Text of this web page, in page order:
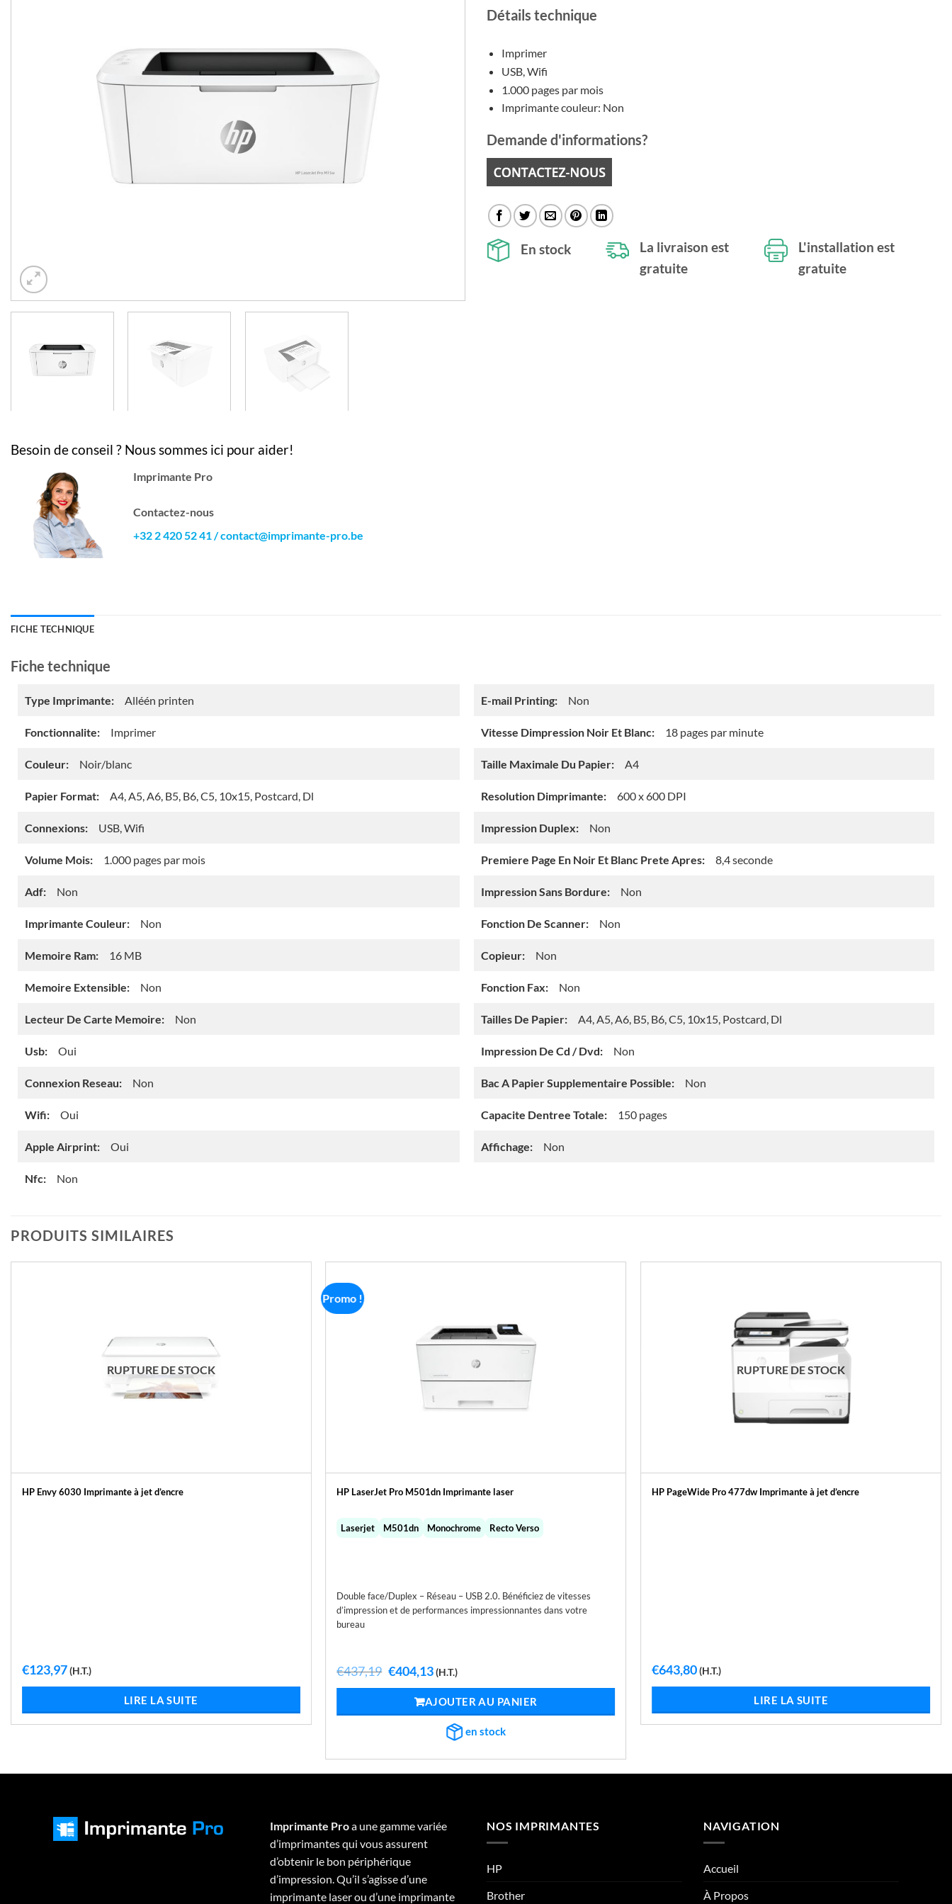
Besoin de conseil ? Nous sommes ici pour aider!
Imprimante Pro
Contactez-nous
+32 2 420 52 41/contact@imprimante-pro.be
Détails technique
Imprimer
USB, Wifi
1.000 pages par mois
Imprimante couleur: Non
Demande d'informations?
En stock
La livraison est
gratuite
L'installation est
gratuite
FICHE TECHNIQUE
Fiche technique
Type Imprimante: Alléén printen
Fonctionnalite: Imprimer
Couleur: Noir/blanc
Papier Format: A4, A5, A6, B5, B6, C5, 10x15, Postcard, Dl
Connexions: USB, Wifi
Volume Mois: 1.000 pages par mois
Adf: Non
Imprimante Couleur: Non
Memoire Ram: 16 MB
Memoire Extensible: Non
Lecteur De Carte Memoire: Non
Usb: Oui
Connexion Reseau: Non
Wifi: Oui
Apple Airprint: Oui
Nfc: Non
E-mail Printing: Non
Vitesse Dimpression Noir Et Blanc: 18 pages par minute
Taille Maximale Du Papier: A4
Resolution Dimprimante: 600 x 600 DPI
Impression Duplex: Non
Premiere Page En Noir Et Blanc Prete Apres: 8,4 seconde
Impression Sans Bordure: Non
Fonction De Scanner: Non
Copieur: Non
Fonction Fax: Non
Tailles De Papier: A4, A5, A6, B5, B6, C5, 10x15, Postcard, Dl
Impression De Cd / Dvd: Non
Bac A Papier Supplementaire Possible: Non
Capacite Dentree Totale: 150 pages
Affichage: Non
PRODUITS SIMILAIRES
RUPTURE DE STOCK
HP Envy 6030 Imprimante à jet d’encre
€123,97(H.T.)
LIRE LA SUITE
Promo !
HP LaserJet Pro M501dn Imprimante laser
Laserjet M501dn Monochrome Recto Verso
Double face/Duplex – Réseau – USB 2.0. Bénéficiez de vitesses
d’impression et de performances impressionnantes dans votre
bureau
€437,19 Le
initial
était :
€437,19.
€404,13Le
prix
actuel
est :
€404,13.
(H.T.)
AJOUTER AU PANIER
en stock
RUPTURE DE STOCK
HP PageWide Pro 477dw Imprimante à jet d’encre
€643,80(H.T.)
LIRE LA SUITE
Imprimante Proa une gamme variée
d’imprimantes qui vous assurent
d’obtenir le bon périphérique
d’impression. Qu’il s’agisse d’une
imprimante laser ou d’une imprimante
NOS IMPRIMANTES
HP
Brother
NAVIGATION
Accueil
À Propos